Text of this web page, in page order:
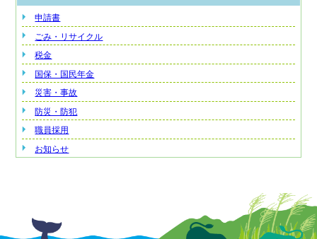
申請書
ごみ・リサイクル
税金
国保・国民年金
災害・事故
防災・防犯
職員採用
お知らせ